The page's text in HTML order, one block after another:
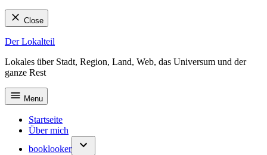
Close
Skip
content
Der Lokalteil
Lokales über Stadt, Region, Land, Web, das Universum und der
ganze Rest
Menu
Startseite
Über mich
booklooker